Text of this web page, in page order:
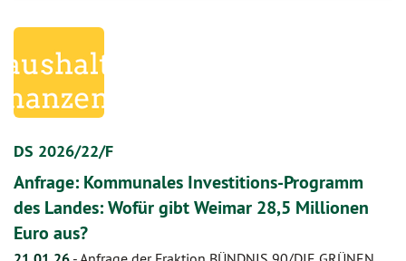
DS 2026/22/F
Anfrage: Kommunales Investitions-Programm
des Landes: Wofür gibt Weimar 28,5 Millionen
Euro aus?